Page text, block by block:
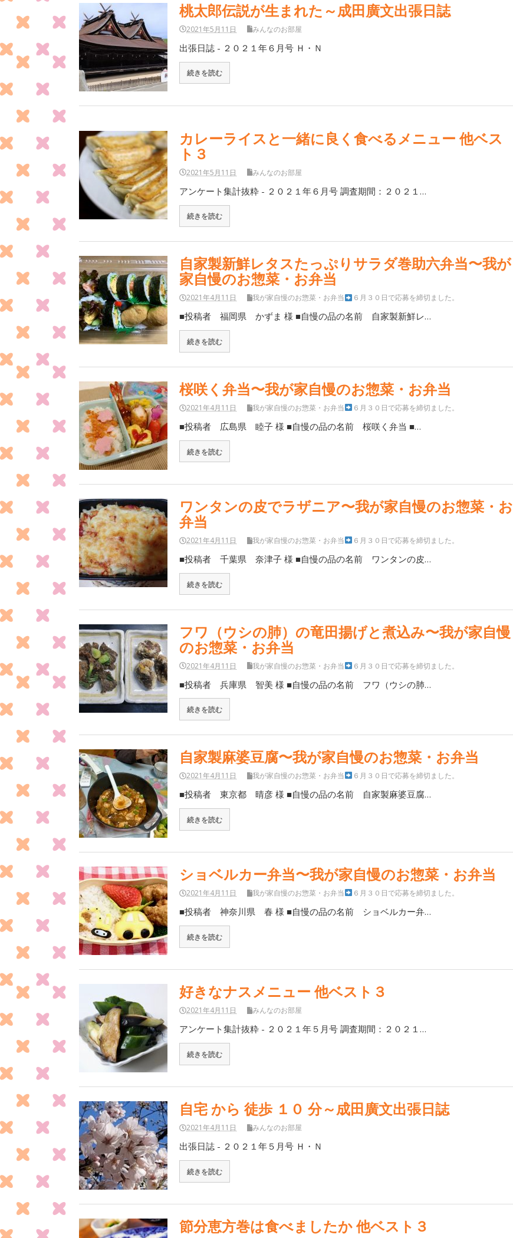
桃太郎伝説が生まれた～成田廣文出張日誌
2021年5月11日 みんなのお部屋
出張日誌 - ２０２１年６月号 Ｈ・Ｎ
続きを読む
カレーライスと一緒に良く食べるメニュー 他ベス
ト３
2021年5月11日 みんなのお部屋
アンケート集計抜粋 - ２０２１年６月号 調査期間：２０２１…
続きを読む
自家製新鮮レタスたっぷりサラダ巻助六弁当〜我が
家自慢のお惣菜・お弁当
2021年4月11日 我が家自慢のお惣菜・お弁当 ６月３０日で応募を締切ました。
■投稿者 福岡県 かずま 様 ■自慢の品の名前 自家製新鮮レ…
続きを読む
桜咲く弁当〜我が家自慢のお惣菜・お弁当
2021年4月11日 我が家自慢のお惣菜・お弁当 ６月３０日で応募を締切ました。
■投稿者 広島県 睦子 様 ■自慢の品の名前 桜咲く弁当 ■…
続きを読む
ワンタンの皮でラザニア〜我が家自慢のお惣菜・お
弁当
2021年4月11日 我が家自慢のお惣菜・お弁当 ６月３０日で応募を締切ました。
■投稿者 千葉県 奈津子 様 ■自慢の品の名前 ワンタンの皮…
続きを読む
フワ（ウシの肺）の竜田揚げと煮込み〜我が家自慢
のお惣菜・お弁当
2021年4月11日 我が家自慢のお惣菜・お弁当 ６月３０日で応募を締切ました。
■投稿者 兵庫県 智美 様 ■自慢の品の名前 フワ（ウシの肺…
続きを読む
自家製麻婆豆腐〜我が家自慢のお惣菜・お弁当
2021年4月11日 我が家自慢のお惣菜・お弁当 ６月３０日で応募を締切ました。
■投稿者 東京都 晴彦 様 ■自慢の品の名前 自家製麻婆豆腐…
続きを読む
ショベルカー弁当〜我が家自慢のお惣菜・お弁当
2021年4月11日 我が家自慢のお惣菜・お弁当 ６月３０日で応募を締切ました。
■投稿者 神奈川県 春 様 ■自慢の品の名前 ショベルカー弁…
続きを読む
好きなナスメニュー 他ベスト３
2021年4月11日 みんなのお部屋
アンケート集計抜粋 - ２０２１年５月号 調査期間：２０２１…
続きを読む
自宅 から 徒歩 １０ 分～成田廣文出張日誌
2021年4月11日 みんなのお部屋
出張日誌 - ２０２１年５月号 Ｈ・Ｎ
続きを読む
節分恵方巻は食べましたか 他ベスト３